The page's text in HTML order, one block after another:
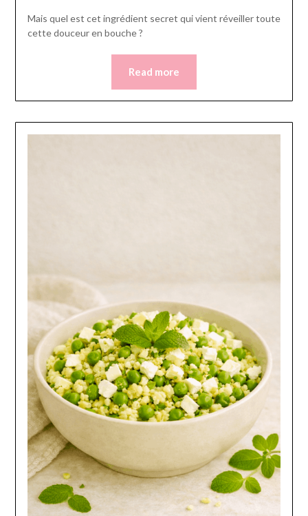
Mais quel est cet ingrédient secret qui vient réveiller toute
cette douceur en bouche ?
Read more